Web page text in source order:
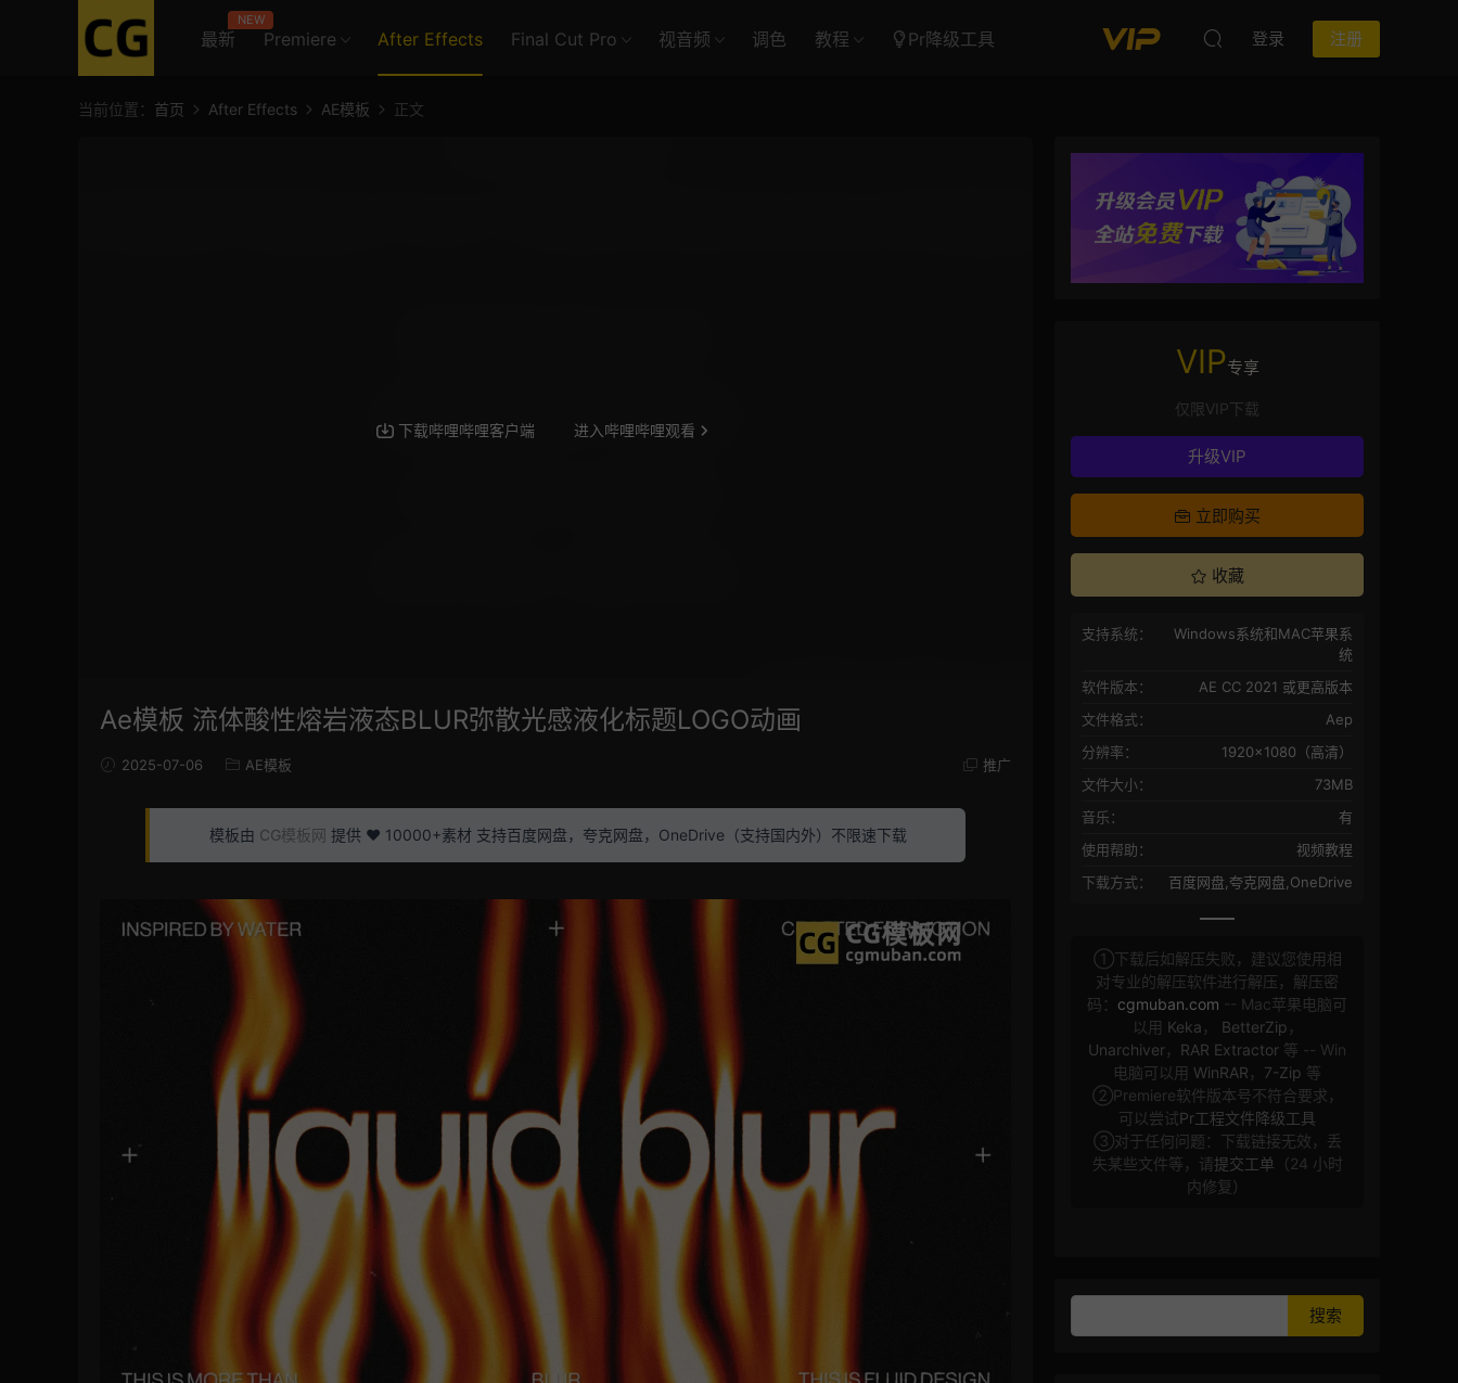
最新
NEW
Premiere After Effects Final Cut Pro 视音频 调色 教程 Pr降级工具 登录 注册
当前位置： 首页 After Effects AE模板 正文
Ae模板 流体酸性熔岩液态BLUR弥散光感液化标题LOGO动画
2025-07-06 AE模板 推广
模板由 CG模板网 提供 ❤️ 10000+素材 支持百度网盘，夸克网盘，OneDrive（支持国内外）不限速下载
VIP专享
仅限VIP下载
升级VIP
立即购买
收藏
支持系统：
Windows系统和MAC苹果系
统
软件版本：
AE CC 2021 或更高版本
文件格式：
Aep
分辨率：
1920×1080（高清）
文件大小：
73MB
音乐：
有
使用帮助：
视频教程
下载方式：
百度网盘,夸克网盘,OneDrive
①下载后如解压失败，建议您使用相
对专业的解压软件进行解压，解压密
码： cgmuban.com -- Mac苹果电脑可
以用 Keka ， BetterZip ，
Unarchiver， RAR Extractor 等 -- Win
电脑可以用 WinRAR ， 7-Zip 等
②Premiere软件版本号不符合要求，
可以尝试Pr工程文件降级工具
③对于任何问题：下载链接无效，丢
失某些文件等，请提交工单 （24 小时
内修复）